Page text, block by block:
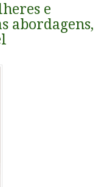
e
abordagens,